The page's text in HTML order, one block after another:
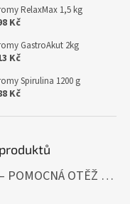
RelaxMax 1,5 kg
Kč
GastroAkut 2kg
Kč
Spirulina 1200 g
Kč
DAISY REIN – POMOCNÁ OTĚŽ PROTI STAHOVÁNÍ HLAVY DOLŮ ČERNÁ SHIRES
je 5 z 5 hvězdiček.